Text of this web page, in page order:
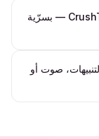
العنوان لا يذكر CrushTracker — بسرّية
صوت أو